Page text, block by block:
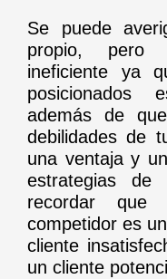
Se puede
propio, pero
ineficiente ya
posicionados
además de
debilidades de
una ventaja y
estrategias de
recordar
competidor es
cliente
un cliente